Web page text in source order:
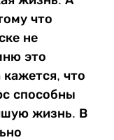
что
не
это
что
способны
жизнь. В